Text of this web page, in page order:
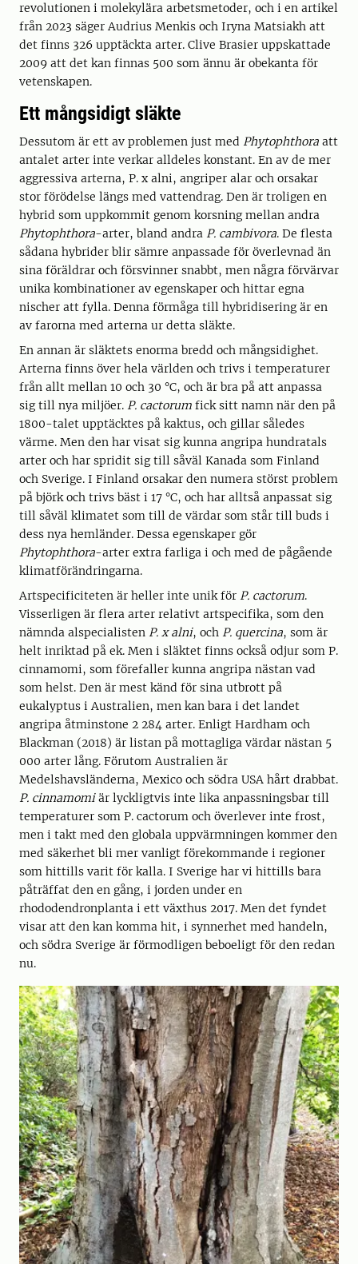
revolutionen i molekylära arbetsmetoder, och i en artikel
från 2023 säger Audrius Menkis och Iryna Matsiakh att
det finns 326 upptäckta arter. Clive Brasier uppskattade
2009 att det kan finnas 500 som ännu är obekanta för
vetenskapen.
Ett mångsidigt släkte
Dessutom är ett av problemen just med Phytophthora att
antalet arter inte verkar alldeles konstant. En av de mer
aggressiva arterna, P. x alni, angriper alar och orsakar
stor förödelse längs med vattendrag. Den är troligen en
hybrid som uppkommit genom korsning mellan andra
Phytophthora-arter, bland andra P. cambivora. De flesta
sådana hybrider blir sämre anpassade för överlevnad än
sina föräldrar och försvinner snabbt, men några förvärvar
unika kombinationer av egenskaper och hittar egna
nischer att fylla. Denna förmåga till hybridisering är en
av farorna med arterna ur detta släkte.
En annan är släktets enorma bredd och mångsidighet.
Arterna finns över hela världen och trivs i temperaturer
från allt mellan 10 och 30 °C, och är bra på att anpassa
sig till nya miljöer. P. cactorum fick sitt namn när den på
1800-talet upptäcktes på kaktus, och gillar således
värme. Men den har visat sig kunna angripa hundratals
arter och har spridit sig till såväl Kanada som Finland
och Sverige. I Finland orsakar den numera störst problem
på björk och trivs bäst i 17 °C, och har alltså anpassat sig
till såväl klimatet som till de värdar som står till buds i
dess nya hemländer. Dessa egenskaper gör
Phytophthora-arter extra farliga i och med de pågående
klimatförändringarna.
Artspecificiteten är heller inte unik för P. cactorum.
Visserligen är flera arter relativt artspecifika, som den
nämnda alspecialisten P. x alni, och P. quercina, som är
helt inriktad på ek. Men i släktet finns också odjur som P.
cinnamomi, som förefaller kunna angripa nästan vad
som helst. Den är mest känd för sina utbrott på
eukalyptus i Australien, men kan bara i det landet
angripa åtminstone 2 284 arter. Enligt Hardham och
Blackman (2018) är listan på mottagliga värdar nästan 5
000 arter lång. Förutom Australien är
Medelshavsländerna, Mexico och södra USA hårt drabbat.
P. cinnamomiär lyckligtvis inte lika anpassningsbar till
temperaturer som P. cactorum och överlever inte frost,
men i takt med den globala uppvärmningen kommer den
med säkerhet bli mer vanligt förekommande i regioner
som hittills varit för kalla. I Sverige har vi hittills bara
påträffat den en gång, i jorden under en
rhododendronplanta i ett växthus 2017. Men det fyndet
visar att den kan komma hit, i synnerhet med handeln,
och södra Sverige är förmodligen beboeligt för den redan
nu.